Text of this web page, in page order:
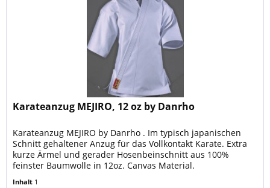
Karateanzug MEJIRO, 12 oz by Danrho
Karateanzug MEJIRO by Danrho . Im typisch japanischen
Schnitt gehaltener Anzug für das Vollkontakt Karate. Extra
kurze Ärmel und gerader Hosenbeinschnitt aus 100%
feinster Baumwolle in 12oz. Canvas Material.
Inhalt 1